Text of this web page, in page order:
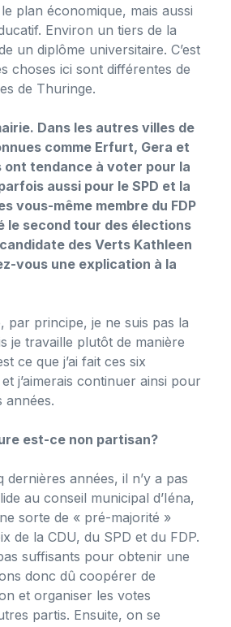
plan économique, mais aussi
Environ un tiers de la
un diplôme universitaire. C’est
choses ici sont différentes de
de Thuringe.
Dans les autres villes de
comme Erfurt, Gera et
ont tendance à voter pour la
aussi pour le SPD et la
vous-même membre du FDP
le second tour des élections
des Verts Kathleen
vous une explication à la
par principe, je ne suis pas la
je travaille plutôt de manière
ce que j’ai fait ces six
j’aimerais continuer ainsi pour
années.
est-ce non partisan?
années, il n’y a pas
au conseil municipal d’Iéna,
sorte de « pré-majorité »
de la CDU, du SPD et du FDP.
suffisants pour obtenir une
donc dû coopérer de
et organiser les votes
partis. Ensuite, on se